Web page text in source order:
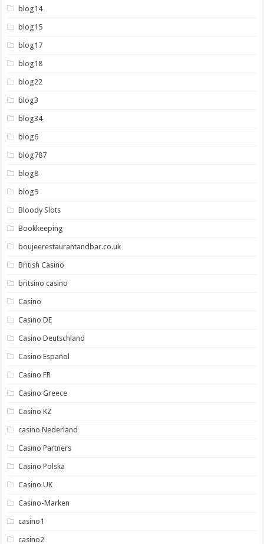
blog14
blog15
blog17
blog18
blog22
blog3
blog34
blog6
blog787
blog8
blog9
Bloody Slots
Bookkeeping
boujeerestaurantandbar.co.uk
British Casino
britsino casino
Casino
Casino DE
Casino Deutschland
Casino Español
Casino FR
Casino Greece
Casino KZ
casino Nederland
Casino Partners
Casino Polska
Casino UK
Casino-Marken
casino1
casino2